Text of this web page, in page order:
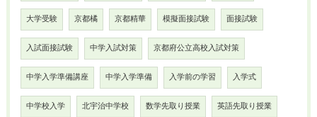
大学受験 京都橘 京都精華 模擬面接試験 面接試験
入試面接試験 中学入試対策 京都府公立高校入試対策
中学入学準備講座 中学入学準備 入学前の学習 入学式
中学校入学 北宇治中学校 数学先取り授業 英語先取り授業